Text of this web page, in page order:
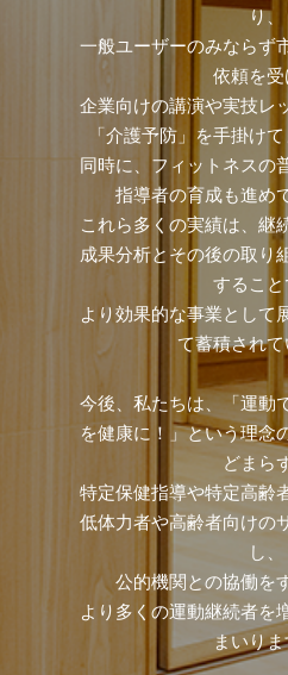
り、
一般ユーザーのみならず
依頼を受
企業向けの講演や実技レ
「介護予防」を手掛け
同時に、フィットネスの
指導者の育成も進め
これら多くの実績は、継
成果分析とその後の取り
すること
より効果的な事業として
て蓄積され
今後、私たちは、「運動
を健康に！」という理念
どまら
特定保健指導や特定高齢
低体力者や高齢者向けの
し、
公的機関との協働を
より多くの運動継続者を
まいりま